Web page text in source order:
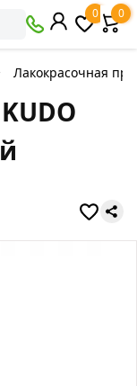
0 0
Лакокрасочная